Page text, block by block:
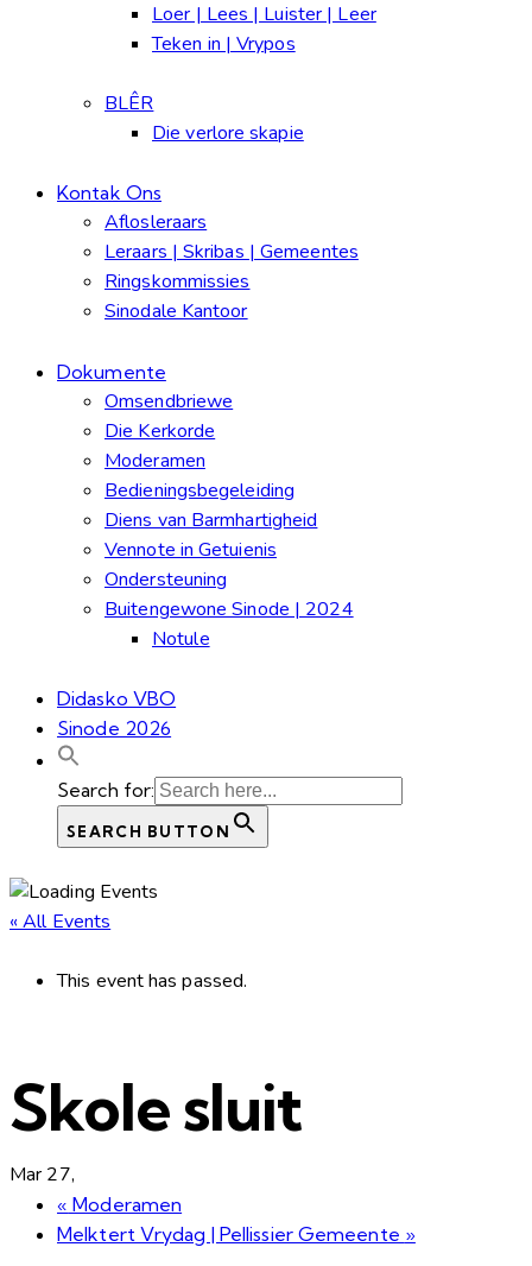
Loer | Lees | Luister | Leer
Teken in | Vrypos
BLÊR
Die verlore skapie
Kontak Ons
Aflosleraars
Leraars | Skribas | Gemeentes
Ringskommissies
Sinodale Kantoor
Dokumente
Omsendbriewe
Die Kerkorde
Moderamen
Bedieningsbegeleiding
Diens van Barmhartigheid
Vennote in Getuienis
Ondersteuning
Buitengewone Sinode | 2024
Notule
Didasko VBO
Sinode 2026
Search for:
SEARCH BUTTON
« All Events
This event has passed.
Skole sluit
Mar 27,
« Moderamen
Melktert Vrydag | Pellissier Gemeente »